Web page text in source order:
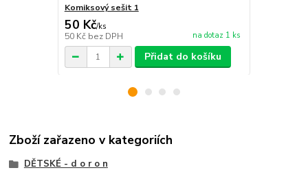
Komiksový sešit 1
50 Kč/ks
50 Kč bez DPH na dotaz 1 ks
Přidat do košíku
Zboží zařazeno v kategoriích
DĚTSKÉ - d o r o n